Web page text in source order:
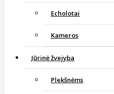
Echolotai
Kameros
Jūrinė žvejyba
Plekšnėms